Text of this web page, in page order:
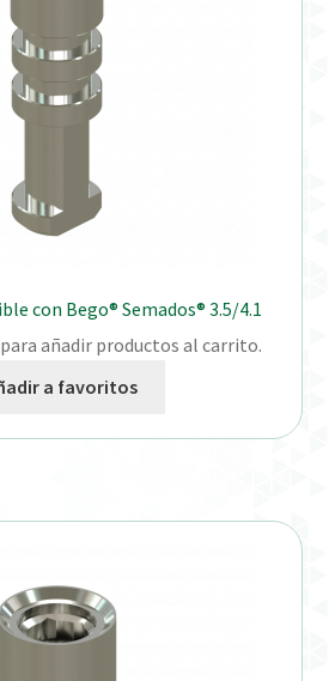
con Bego® Semados® 3.5/4.1
añadir productos al carrito.
a favoritos